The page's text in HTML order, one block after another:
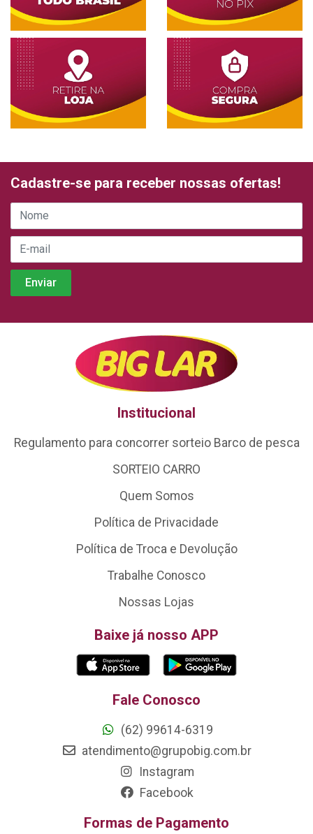
Cadastre-se para receber nossas ofertas!
Institucional
Regulamento para concorrer sorteio Barco de pesca
SORTEIO CARRO
Quem Somos
Política de Privacidade
Política de Troca e Devolução
Trabalhe Conosco
Nossas Lojas
Baixe já nosso APP
Fale Conosco
(62) 99614-6319
atendimento@grupobig.com.br
Instagram
Facebook
Formas de Pagamento